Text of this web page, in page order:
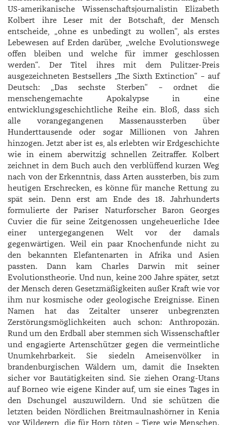
US-amerikanische Wissenschaftsjournalistin Elizabeth
Kolbert ihre Leser mit der Botschaft, der Mensch
entscheide, „ohne es unbedingt zu wollen“, als erstes
Lebewesen auf Erden darüber, „welche Evolutionswege
offen bleiben und welche für immer geschlossen
werden“. Der Titel ihres mit dem Pulitzer-Preis
ausgezeichneten Bestsellers „The Sixth Extinction“ – auf
Deutsch: „Das sechste Sterben“ – ordnet die
menschengemachte Apokalypse in eine
entwicklungsgeschichtliche Reihe ein. Bloß, dass sich
alle vorangegangenen Massenaussterben über
Hunderttausende oder sogar Millionen von Jahren
hinzogen. Jetzt aber ist es, als erlebten wir Erdgeschichte
wie in einem aberwitzig schnellen Zeitraffer. Kolbert
zeichnet in dem Buch auch den verblüffend kurzen Weg
nach von der Erkenntnis, dass Arten aussterben, bis zum
heutigen Erschrecken, es könne für manche Rettung zu
spät sein. Denn erst am Ende des 18. Jahrhunderts
formulierte der Pariser Naturforscher Baron Georges
Cuvier die für seine Zeitgenossen ungeheuerliche Idee
einer untergegangenen Welt vor der damals
gegenwärtigen. Weil ein paar Knochenfunde nicht zu
den bekannten Elefantenarten in Afrika und Asien
passten. Dann kam Charles Darwin mit seiner
Evolutionstheorie. Und nun, keine 200 Jahre später, setzt
der Mensch deren Gesetzmäßigkeiten außer Kraft wie vor
ihm nur kosmische oder geologische Ereignisse. Einen
Namen hat das Zeitalter unserer unbegrenzten
Zerstörungsmöglichkeiten auch schon: Anthropozän.
Rund um den Erdball aber stemmen sich Wissenschaftler
und engagierte Artenschützer gegen die vermeintliche
Unumkehrbarkeit. Sie siedeln Ameisenvölker in
brandenburgischen Wäldern um, damit die Insekten
sicher vor Bautätigkeiten sind. Sie ziehen Orang-Utans
auf Borneo wie eigene Kinder auf, um sie eines Tages in
den Dschungel auszuwildern. Und sie schützen die
letzten beiden Nördlichen Breitmaulnashörner in Kenia